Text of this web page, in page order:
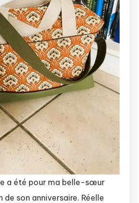
a été pour ma belle-sœur
de son anniversaire. Réelle